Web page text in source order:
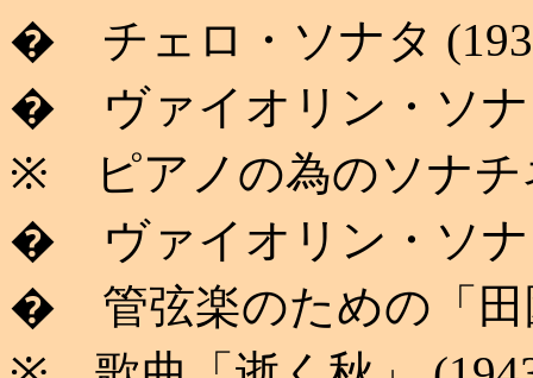
� チェロ・ソナタ
� ヴァイオリン・ソナ
※ ピアノの為のソナチ
� ヴァイオリン・ソナ
� 管弦楽のための「田